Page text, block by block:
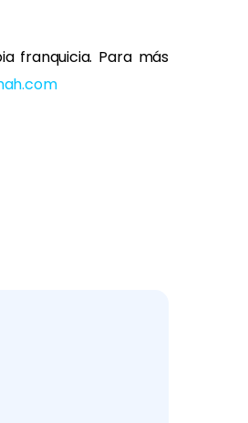
franquicia. Para más